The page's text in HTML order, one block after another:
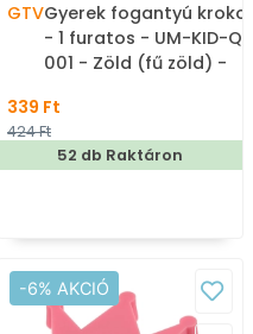
GTVGyerek fogantyú
- 1 furatos - UM-KID-Q-
001 - Zöld (fű zöld) -
állatos gyerekbútor
fogantyú
339 Ft
424 Ft
52 db Raktáron
-6% AKCIÓ